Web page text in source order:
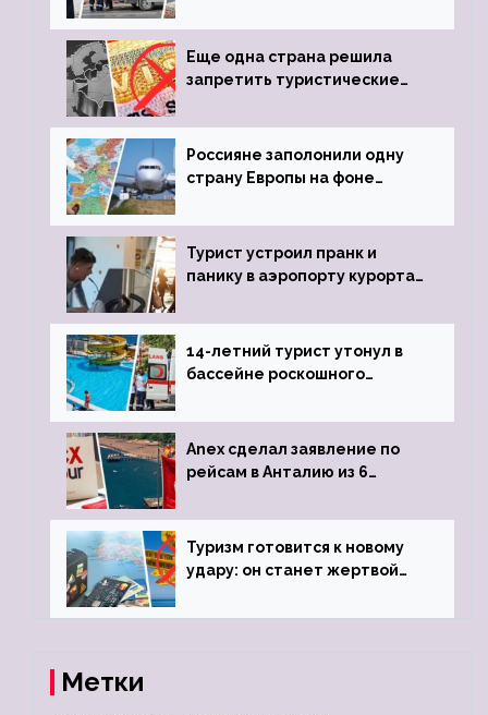
пистолета
Еще одна страна решила
запретить туристические
Россияне заполонили одну
страну Европы на фоне
виз
Турист устроил пранк и
панику в аэропорту курорта,
задержке рейса
14-летний турист утонул в
бассейне роскошного
Anex сделал заявление по
рейсам в Анталию из 6
Туризм готовится к новому
удару: он станет жертвой
Метки